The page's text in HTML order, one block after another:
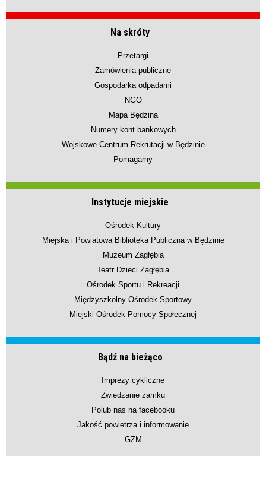
Na skróty
Przetargi
Zamówienia publiczne
Gospodarka odpadami
NGO
Mapa Będzina
Numery kont bankowych
Wojskowe Centrum Rekrutacji w Będzinie
Pomagamy
Instytucje miejskie
Ośrodek Kultury
Miejska i Powiatowa Biblioteka Publiczna w Będzinie
Muzeum Zagłębia
Teatr Dzieci Zagłębia
Ośrodek Sportu i Rekreacji
Międzyszkolny Ośrodek Sportowy
Miejski Ośrodek Pomocy Społecznej
Bądź na bieżąco
Imprezy cykliczne
Zwiedzanie zamku
Polub nas na facebooku
Jakość powietrza i informowanie
GZM